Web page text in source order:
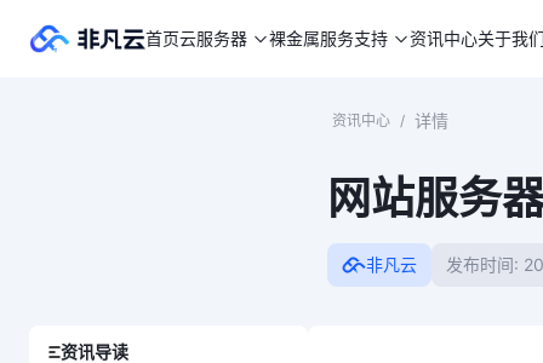
首页云服务器 裸金属服务支持 资讯中心关于我
资讯中心 / 详情
网站服务
非凡云 发布时间:
资讯导读